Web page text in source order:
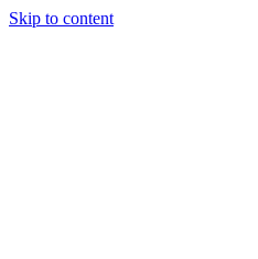
Skip to content